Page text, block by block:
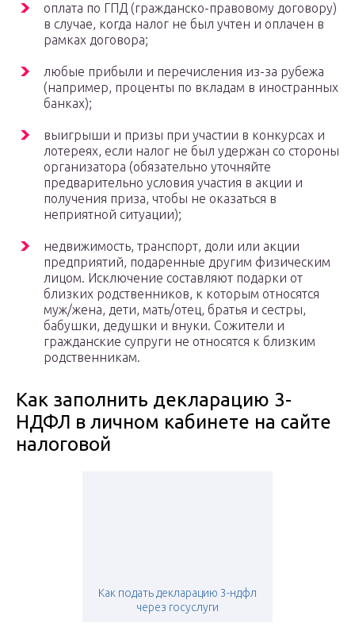
оплата по ГПД (гражданско-правовому договору)
в случае, когда налог не был учтен и оплачен в
рамках договора;
любые прибыли и перечисления из-за рубежа
(например, проценты по вкладам в иностранных
банках);
выигрыши и призы при участии в конкурсах и
лотереях, если налог не был удержан со стороны
организатора (обязательно уточняйте
предварительно условия участия в акции и
получения приза, чтобы не оказаться в
неприятной ситуации);
недвижимость, транспорт, доли или акции
предприятий, подаренные другим физическим
лицом. Исключение составляют подарки от
близких родственников, к которым относятся
муж/жена, дети, мать/отец, братья и сестры,
бабушки, дедушки и внуки. Сожители и
гражданские супруги не относятся к близким
родственникам.
Как заполнить декларацию 3-
НДФЛ в личном кабинете на сайте
налоговой
Как подать декларацию 3-ндфл
через госуслуги